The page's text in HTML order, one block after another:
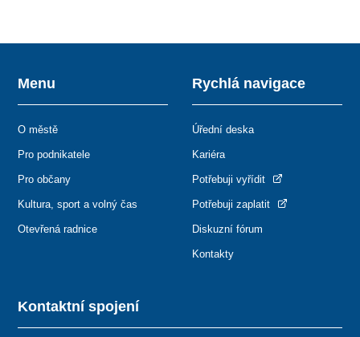
Kontaktní spojení
Menu
O městě
Pro podnikatele
Pro občany
Kultura, sport a volný čas
Otevřená radnice
Rychlá navigace
Úřední deska
Kariéra
Potřebuji vyřídit
Potřebuji zaplatit
Diskuzní fórum
Kontakty